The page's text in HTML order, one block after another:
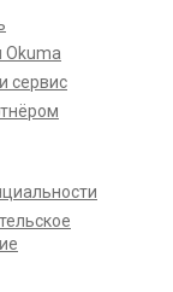
Okuma
сервис